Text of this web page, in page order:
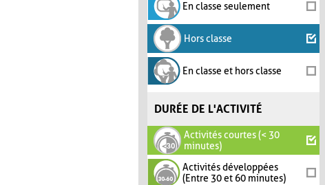
En classe seulement
Hors classe
En classe et hors classe
DURÉE DE L'ACTIVITÉ
Activités courtes (< 30
minutes)
Activités développées
(Entre 30 et 60 minutes)